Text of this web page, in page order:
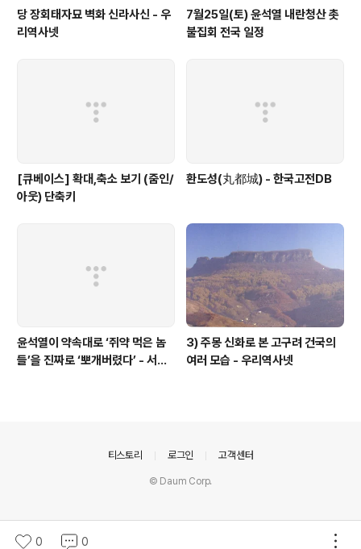
당 장회태자묘 벽화 신라사신 - 우
리역사넷
7월25일(토) 윤석열 내란청산 촛
불집회 전국 일정
[큐베이스] 확대,축소 보기 (줌인/
아웃) 단축키
환도성(丸都城) - 한국고전DB
윤석열이 약속대로 ‘쥐약 먹은 놈
들’을 진짜로 ‘뽀개버렸다’ - 서울
3) 주몽 신화로 본 고구려 건국의
여러 모습 - 우리역사넷
0 0
티스토리 로그인 고객센터
© Daum Corp.